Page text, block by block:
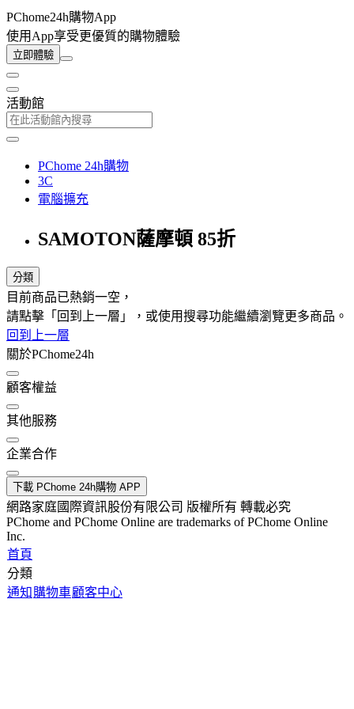
PChome24h購物App
使用App享受更優質的購物體驗
立即體驗
活動館
PChome 24h購物
3C
電腦擴充
SAMOTON薩摩頓 85折
分類
目前商品已熱銷一空，
請點擊「回到上一層」，或使用搜尋功能繼續瀏覽更多商品。
回到上一層
關於PChome24h
顧客權益
其他服務
企業合作
下載 PChome 24h購物 APP
網路家庭國際資訊股份有限公司 版權所有 轉載必究
PChome and PChome Online are trademarks of PChome Online
Inc.
首頁
分類
通知 購物車顧客中心